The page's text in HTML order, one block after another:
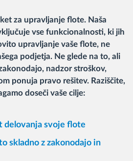
za upravljanje flote. Naša
vse funkcionalnosti, ki jih
upravljanje vaše flote, ne
podjetja. Ne glede na to, ali
nadzor stroškov,
ponuja pravo rešitev. Raziščite,
doseči vaše cilje:
delovanja svoje flote
skladno z zakonodajo in